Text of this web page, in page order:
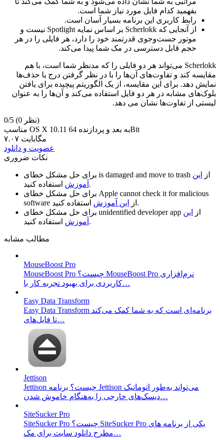
بفهمید کدام فایل مورد نیاز شما است.
رابط کاربری این برنامه بسیار آسان است.
از آنجایی که Scherlokk بر اساس نمایه Spotlight نیست و
موتور جست‌وجوی قدرتمند خود را دارد، هر فایلی را در هر
حجم قابل دسترسی در مک شما پیدا می‌کند.
Scherlokk می‌تواند هر دو فایلی را که مدنظر شما است، با هم
مقایسه کند و تفاوت‌های آن‌ها را با در نظر گرفتن درج یا حذف‌ها
نمایش دهد. برای این مقایسه، از یک الگوریتم پیچیده برای یافتن
بلوک‌های مشابه در هر دو فایل استفاده می‌کند و آن‌ها را به عنوان
لیستی از تفاوت‌ها نشان می دهد.
0/5
(0 نظر)
مناسب OS X 10.11 به بعد و پردازنده 64Bit
۷.۰۷ مگابایت
عضویت و دانلود
نکات ضروری
is damaged and move to trash از
این
آموزش استفاده کنید.
Apple cannot check it for malicious
software
از این آموزش
استفاده کنید.
unidentified developer app از
این
آموزش استفاده کنید.
مطالب مشابه
MouseBoost Pro
MouseBoost Pro چیست؟ MouseBoost Pro نرم‌افزاری
کاربردی برای بهبود تجربه کار با…
Easy Data Transform
Easy Data Transform برنامه‌ای است که به شما کمک می‌کند
تا فایل‌های…
Jettison
Jettison چیست؟ برنامه Jettison می‌تواند به‌طور اتوماتیک
دیسک‌های خارجی را به‌هنگام خاموش شدن…
SiteSucker Pro
SiteSucker Pro چیست؟ SiteSucker Pro یکی از برنامه های
مطرح دانلود سایت برای مک…